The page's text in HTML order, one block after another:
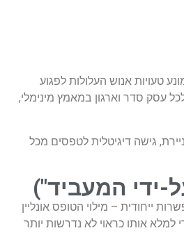
טעויות אנוש העלולות לפגוע
עסק סדר וארגון במאמץ מינימלי,
גישה דיגיטלית לטפסים מכל
הוא אותו הטופס בדיוק רק עם אפשרות ייחודית – מילוי הטופס אונליין
אבל כדי למלא אותו כראוי לא נדרשות יותר